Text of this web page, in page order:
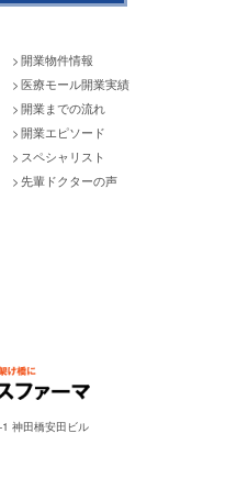
開業物件情報
医療モール開業実績
開業までの流れ
開業エピソード
スペシャリスト
先輩ドクターの声
神田橋安田ビル